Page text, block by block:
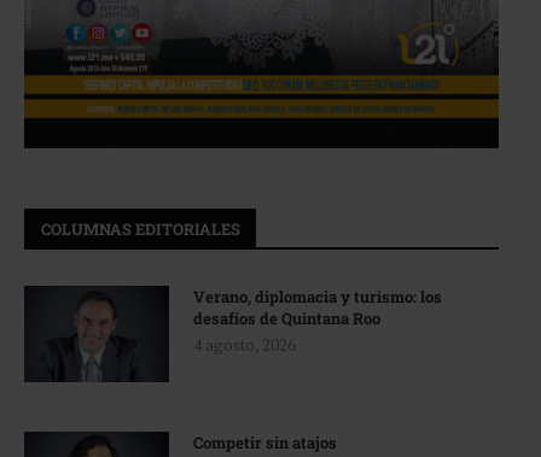
COLUMNAS EDITORIALES
Verano, diplomacia y turismo: los
desafíos de Quintana Roo
4 agosto, 2026
Competir sin atajos